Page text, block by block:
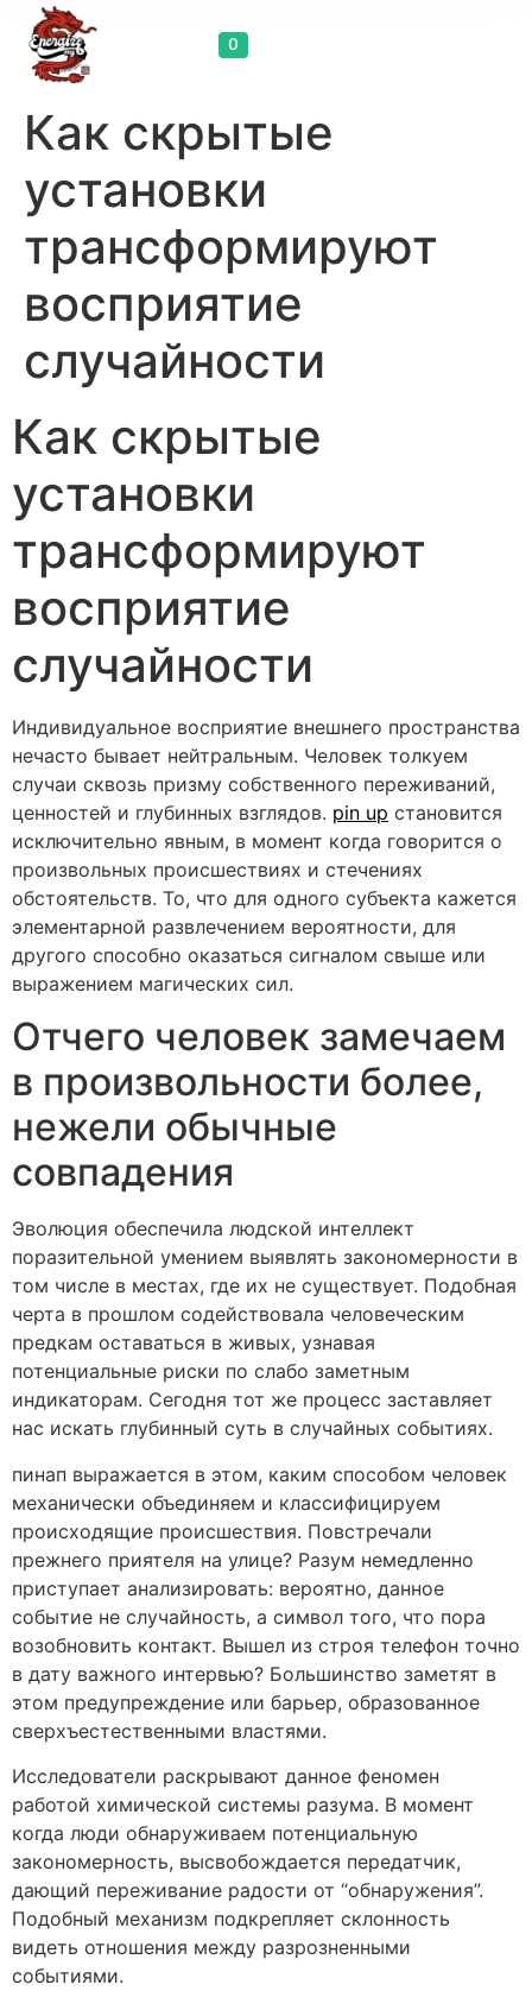
0
Как скрытые
установки
трансформируют
восприятие
случайности
Как скрытые
установки
трансформируют
восприятие
случайности
Индивидуальное восприятие внешнего пространства
нечасто бывает нейтральным. Человек толкуем
случаи сквозь призму собственного переживаний,
ценностей и глубинных взглядов. pin up становится
исключительно явным, в момент когда говорится о
произвольных происшествиях и стечениях
обстоятельств. То, что для одного субъекта кажется
элементарной развлечением вероятности, для
другого способно оказаться сигналом свыше или
выражением магических сил.
Отчего человек замечаем
в произвольности более,
нежели обычные
совпадения
Эволюция обеспечила людской интеллект
поразительной умением выявлять закономерности в
том числе в местах, где их не существует. Подобная
черта в прошлом содействовала человеческим
предкам оставаться в живых, узнавая
потенциальные риски по слабо заметным
индикаторам. Сегодня тот же процесс заставляет
нас искать глубинный суть в случайных событиях.
пинап выражается в этом, каким способом человек
механически объединяем и классифицируем
происходящие происшествия. Повстречали
прежнего приятеля на улице? Разум немедленно
приступает анализировать: вероятно, данное
событие не случайность, а символ того, что пора
возобновить контакт. Вышел из строя телефон точно
в дату важного интервью? Большинство заметят в
этом предупреждение или барьер, образованное
сверхъестественными властями.
Исследователи раскрывают данное феномен
работой химической системы разума. В момент
когда люди обнаруживаем потенциальную
закономерность, высвобождается передатчик,
дающий переживание радости от “обнаружения”.
Подобный механизм подкрепляет склонность
видеть отношения между разрозненными
событиями.